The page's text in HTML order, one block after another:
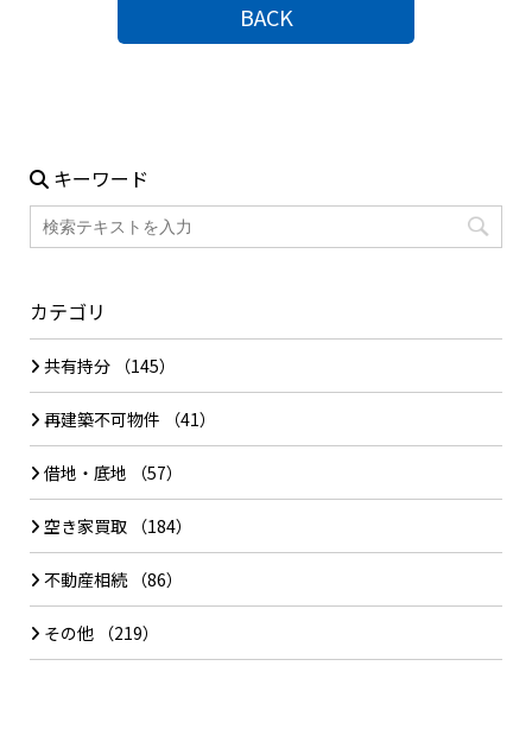
BACK
キーワード
カテゴリ
共有持分 （145）
再建築不可物件 （41）
借地・底地 （57）
空き家買取 （184）
不動産相続（86）
その他 （219）